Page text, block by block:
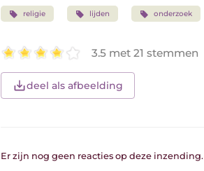
religie lijden onderzoek
3.5 met 21 stemmen
deel als afbeelding
Er zijn nog geen reacties op deze inzending.